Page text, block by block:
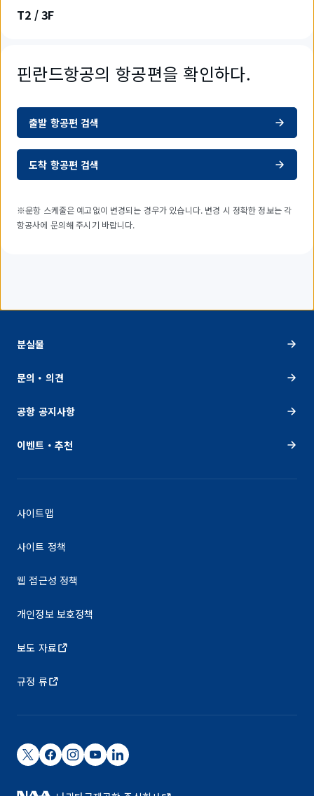
T2 / 3F
핀란드항공의 항공편을 확인하다.
출발 항공편 검색
도착 항공편 검색
※운항 스케줄은 예고없이 변경되는 경우가 있습니다. 변경 시 정확한 정보는 각
항공사에 문의해 주시기 바랍니다.
분실물
문의・의견
공항 공지사항
이벤트・추천
사이트맵
사이트 정책
웹 접근성 정책
개인정보 보호정책
보도 자료
규정 류